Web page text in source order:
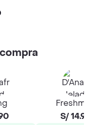
S/ 14.90